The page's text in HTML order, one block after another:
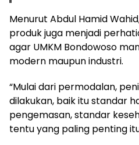
Menurut Abdul Hamid
produk juga menjadi
agar UMKM Bondowoso
modern maupun industri.
“Mulai dari permodalan,
dilakukan, baik itu standar
pengemasan, standar
tentu yang paling penting